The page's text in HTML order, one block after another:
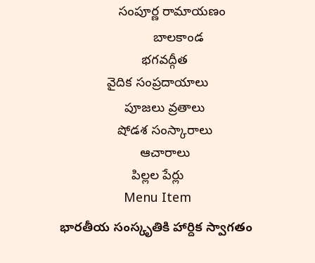
సంపూర్ణ రామాయణం
బాలకాండ
భగవద్గీత
వైదిక సంప్రదాయాలు
పూజలు వ్రతాలు
షోడశ సంస్కారాలు
ఆచారాలు
పిల్లల పేర్లు
Menu Item
భారతీయ సంస్కృతి‌కి హార్దిక స్వాగతం